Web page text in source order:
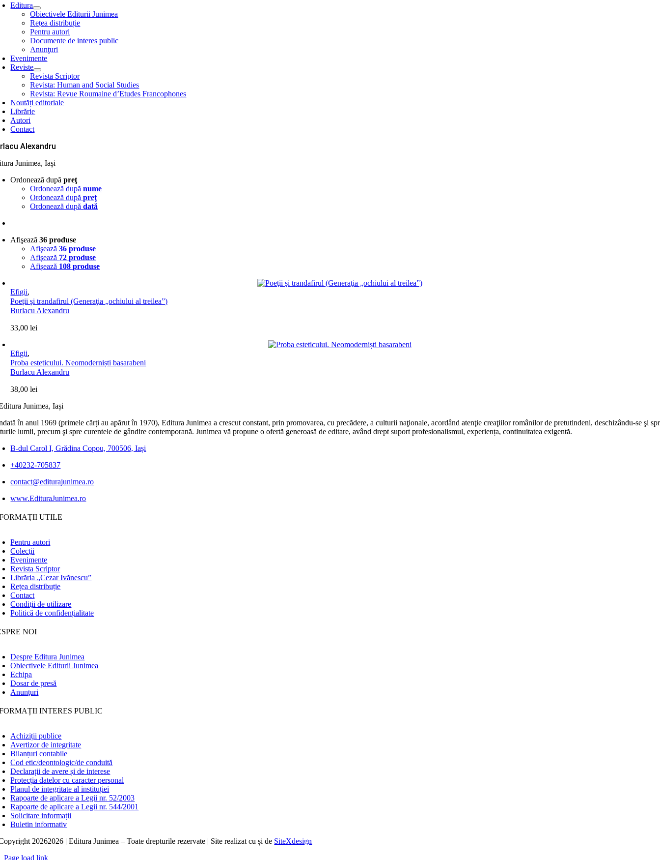
Editura
Obiectivele Editurii Junimea
Rețea distribuție
Pentru autori
Documente de interes public
Anunţuri
Evenimente
Reviste
Revista Scriptor
Revista: Human and Social Studies
Revista: Revue Roumaine d’Etudes Francophones
Noutăți editoriale
Librărie
Autori
Contact
Alexandru
Junimea, Iași
Ordonează dupăpreţ
Ordonează dupănume
Ordonează dupăpreţ
Ordonează dupădată
Afişează36 produse
Afişează36 produse
Afişează 72 produse
Afişează 108 produse
Efigii,
Poeţii şi trandafirul (Generaţia „ochiului al treilea”)
Burlacu Alexandru
33,00lei
Efigii,
Proba esteticului. Neomoderniști basarabeni
Burlacu Alexandru
38,00lei
în anul 1969 (primele cărți au apărut în 1970), Editura Junimea a crescut constant, prin promovarea, cu precădere, a culturii naţionale, acordând atenţie creaţiilor românilor de pretutindeni, deschizându-se şi
lumii, precum şi spre curentele de gândire contemporană. Junimea vă propune o ofertă generoasă de editare, având drept suport profesionalismul, experiența, continuitatea exigentă.
B-dul Carol I, Grădina Copou, 700506, Iași
+40232-705837
contact@editurajunimea.ro
www.EdituraJunimea.ro
UTILE
Pentru autori
Colecţii
Evenimente
Revista Scriptor
Librăria „Cezar Ivănescu”
Rețea distribuție
Contact
Condiţii de utilizare
Politică de confidențialitate
NOI
Despre Editura Junimea
Obiectivele Editurii Junimea
Echipa
Dosar de presă
Anunţuri
INTERES PUBLIC
Achiziții publice
Avertizor de integritate
Bilanțuri contabile
Cod etic/deontologic/de conduită
Declarații de avere și de interese
Protecția datelor cu caracter personal
Planul de integritate al instituției
Rapoarte de aplicare a Legii nr. 52/2003
Rapoarte de aplicare a Legii nr. 544/2001
Solicitare informații
Buletin informativ
20262026 | Editura Junimea – Toate drepturile rezervate | Site realizat cușide SiteXdesign
Page load link